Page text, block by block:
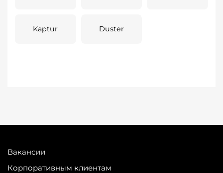
Kaptur Duster
Вакансии
Корпоративным клиентам